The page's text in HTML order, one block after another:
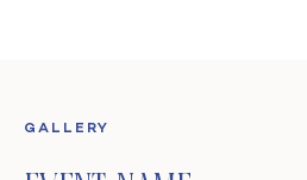
GALLERY